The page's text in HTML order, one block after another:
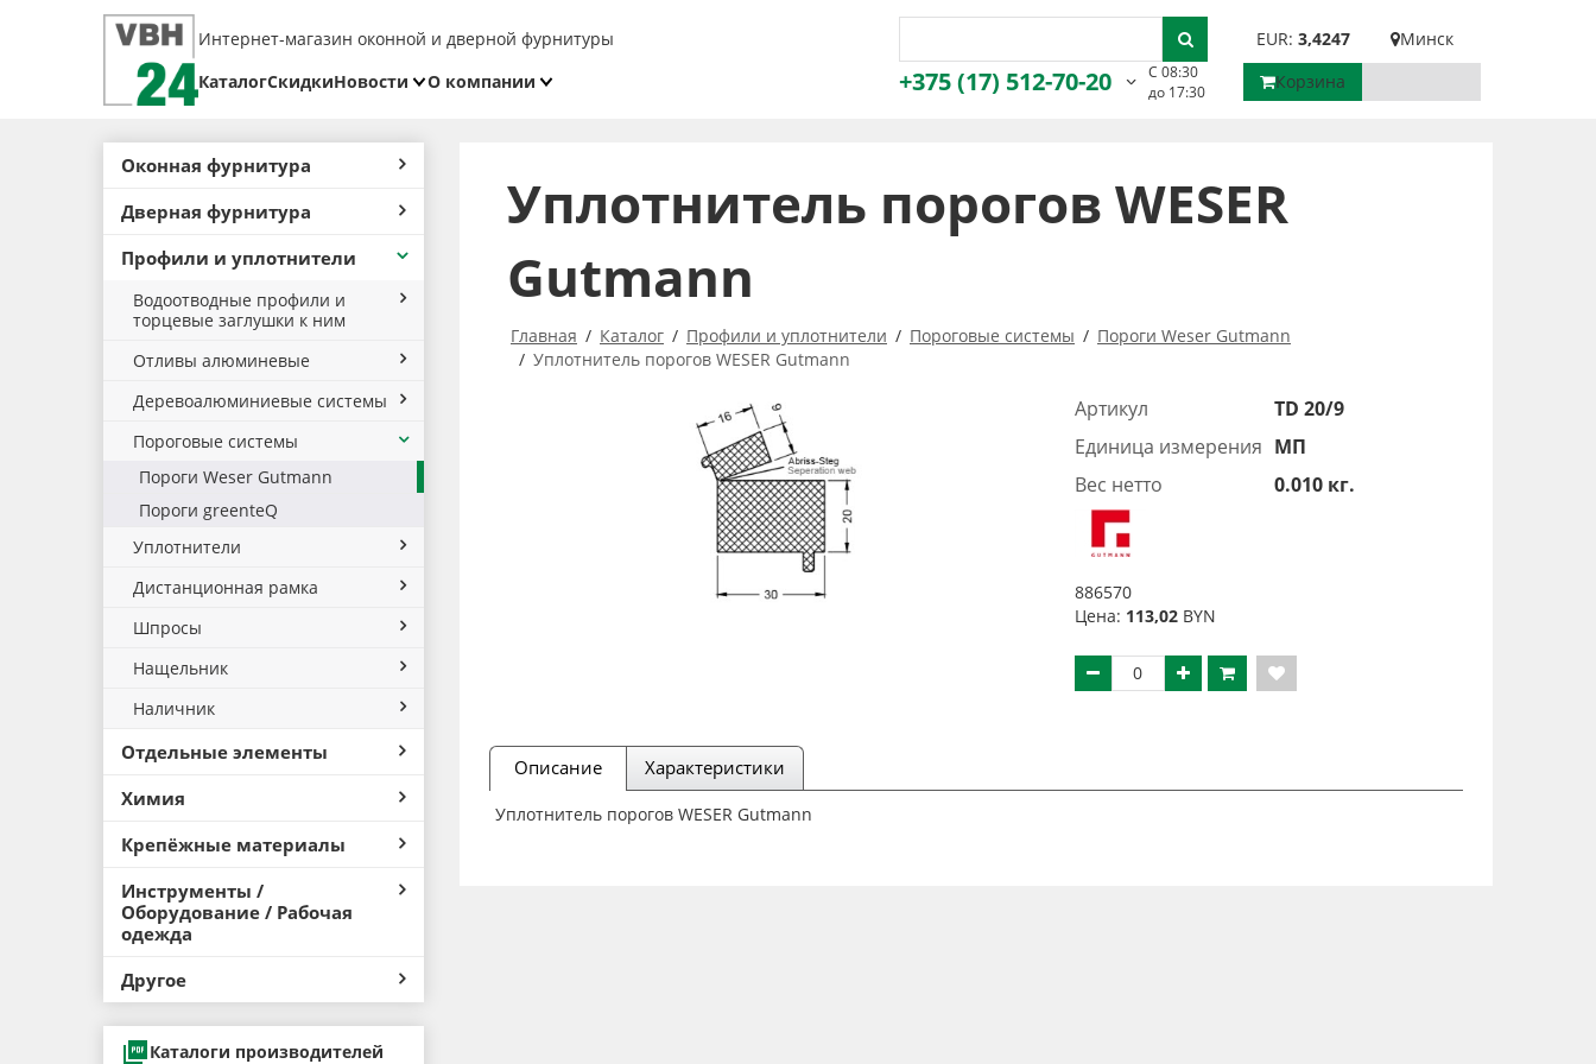
Интернет-магазин оконной и дверной фурнитуры EUR: 3,4247
Минск
КаталогСкидкиНовости
О компании
+375 (17) 512-70-20
С 08:30
до 17:30
Корзина
Оконная фурнитура
Дверная фурнитура
Профили и уплотнители
Водоотводные профили и
торцевые заглушки к ним
Отливы алюминевые
Деревоалюминиевые системы
Пороговые системы
Пороги Weser Gutmann
Пороги greenteQ
Уплотнители
Дистанционная рамка
Шпросы
Нащельник
Наличник
Отдельные элементы
Химия
Крепёжные материалы
Инструменты /
Оборудование / Рабочая
одежда
Другое
Каталоги производителей
Уплотнитель порогов WESER
Gutmann
Главная Каталог Профили и уплотнители Пороговые системы
Пороги Weser Gutmann
Уплотнитель порогов WESER Gutmann
Артикул
TD 20/9
Единица измерения МП
Вес нетто
0.010 кг.
886570
Цена: 113,02 BYN
Описание Характеристики
Уплотнитель порогов WESER Gutmann